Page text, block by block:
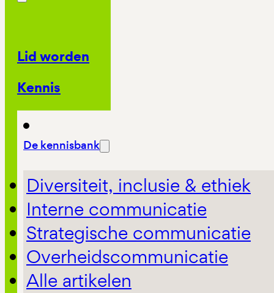
Lid worden
Kennis
De kennisbank
Diversiteit, inclusie & ethiek
Interne communicatie
Strategische communicatie
Overheidscommunicatie
Alle artikelen